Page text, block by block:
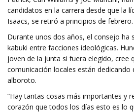
candidatos en la carrera desde que la
Isaacs, se retiró a principios de febrero.
Durante unos dos años, el consejo ha
kabuki entre facciones ideológicas.
joven de la junta si fuera elegido, cree
comunicación locales están dedicando
alboroto.
“Hay tantas cosas más importantes y
corazón que todos los días esto es lo